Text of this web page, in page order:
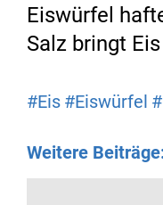
Eiswürfel
Salz bringt
#Eis #Eiswürfel
Weitere